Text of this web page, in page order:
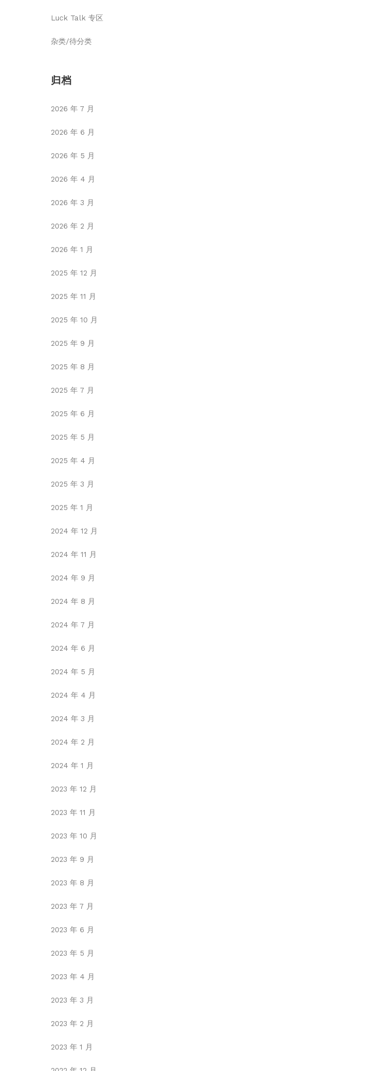
Luck Talk 专区
杂类/待分类
归档
2026 年 7 月
2026 年 6 月
2026 年 5 月
2026 年 4 月
2026 年 3 月
2026 年 2 月
2026 年 1 月
2025 年 12 月
2025 年 11 月
2025 年 10 月
2025 年 9 月
2025 年 8 月
2025 年 7 月
2025 年 6 月
2025 年 5 月
2025 年 4 月
2025 年 3 月
2025 年 1 月
2024 年 12 月
2024 年 11 月
2024 年 9 月
2024 年 8 月
2024 年 7 月
2024 年 6 月
2024 年 5 月
2024 年 4 月
2024 年 3 月
2024 年 2 月
2024 年 1 月
2023 年 12 月
2023 年 11 月
2023 年 10 月
2023 年 9 月
2023 年 8 月
2023 年 7 月
2023 年 6 月
2023 年 5 月
2023 年 4 月
2023 年 3 月
2023 年 2 月
2023 年 1 月